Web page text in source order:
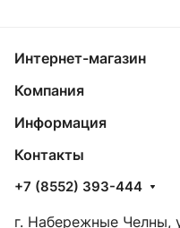
Интернет-магазин
Компания
Информация
Контакты
+7 (8552) 393-444
г. Набережные Челны,